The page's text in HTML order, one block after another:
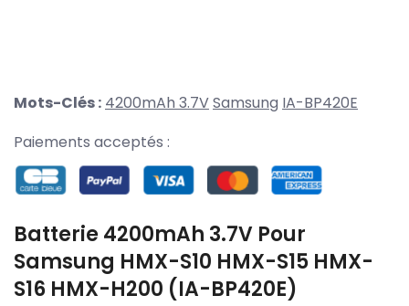
Mots-Clés : 4200mAh 3.7VSamsung IA-BP420E
Paiements acceptés :
Batterie 4200mAh 3.7V Pour
Samsung HMX-S10 HMX-S15 HMX-
S16 HMX-H200 (IA-BP420E)